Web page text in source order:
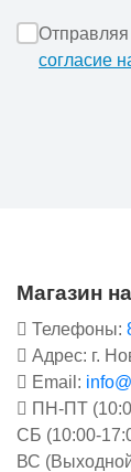
Отправляя
согласие
Магазин
Телефоны:
Адрес: г.
Email:
ПН-ПТ
СБ (10:00-
ВС